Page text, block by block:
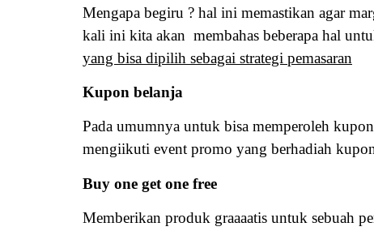
Mengapa begiru ? hal ini memastikan agar
kali ini kita akan membahas beberapa hal
yang bisa dipilih sebagai strategi pemasaran
Kupon belanja
Pada umumnya untuk bisa memperoleh
mengiikuti event promo yang berhadiah
Buy one get one free
Memberikan produk graaaatis untuk sebuah